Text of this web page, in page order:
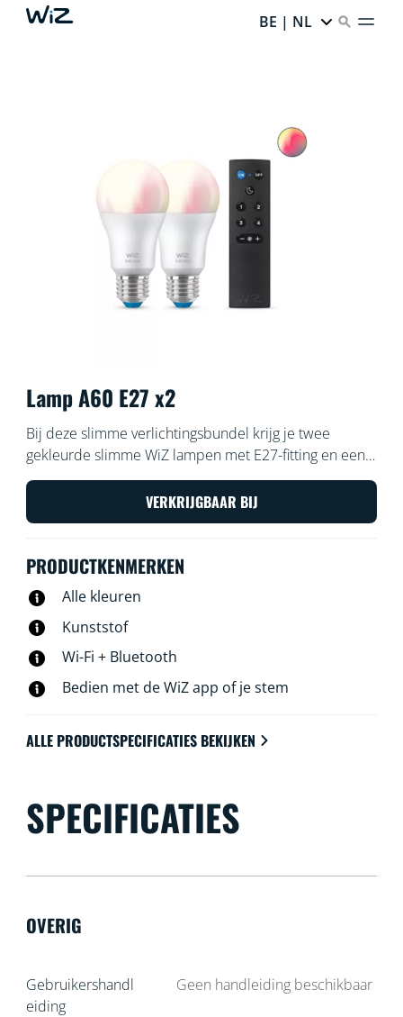
BE | NL
Lamp A60 E27 x2
Bij deze slimme verlichtingsbundel krijg je twee
gekleurde slimme WiZ lampen met E27-fitting en een
WiZmote. Gebruik de WiZmote, WiZ app of je stem om
de verlichting te dimmen of feller te zetten, of gebruik
voorgeprogrammeerde lichtinstellingen op Wi-Fi-
VERKRIJGBAAR BIJ
PRODUCTKENMERKEN
Alle kleuren
Kunststof
Wi-Fi + Bluetooth
Bedien met de WiZ app of je stem
ALLE PRODUCTSPECIFICATIES BEKIJKEN
SPECIFICATIES
OVERIG
Gebruikershandl
eiding
Geen handleiding beschikbaar